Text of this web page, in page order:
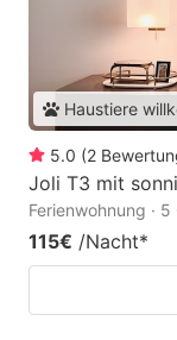
Haustiere
5.0 (2
Joli T3 mit
Ferienwohnung ·
115€ /Nacht*